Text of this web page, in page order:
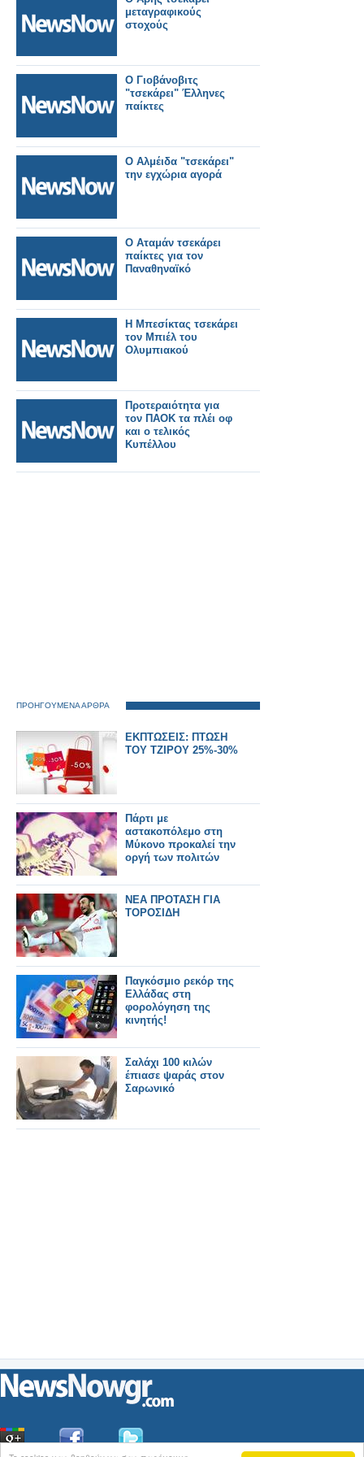
μεταγραφικούς
στοχούς
Ο Γιοβάνοβιτς
"τσεκάρει" Έλληνες
παίκτες
Ο Αλμέιδα "τσεκάρει"
την εγχώρια αγορά
Ο Αταμάν τσεκάρει
παίκτες για τον
Παναθηναϊκό
Η Μπεσίκτας τσεκάρει
τον Μπιέλ του
Ολυμπιακού
Προτεραιότητα για
τον ΠΑΟΚ τα πλέι οφ
και ο τελικός
Κυπέλλου
ΠΡΟΗΓΟΥΜΕΝΑ ΑΡΘΡΑ
ΕΚΠΤΩΣΕΙΣ: ΠΤΩΣΗ
ΤΟΥ ΤΖΙΡΟΥ 25%-30%
Πάρτι με
αστακοπόλεμο στη
Μύκονο προκαλεί την
οργή των πολιτών
ΝΕΑ ΠΡΟΤΑΣΗ ΓΙΑ
ΤΟΡΟΣΙΔΗ
Παγκόσμιο ρεκόρ της
Ελλάδας στη
φορολόγηση της
κινητής!
Σαλάχι 100 κιλών
έπιασε ψαράς στον
Σαρωνικό